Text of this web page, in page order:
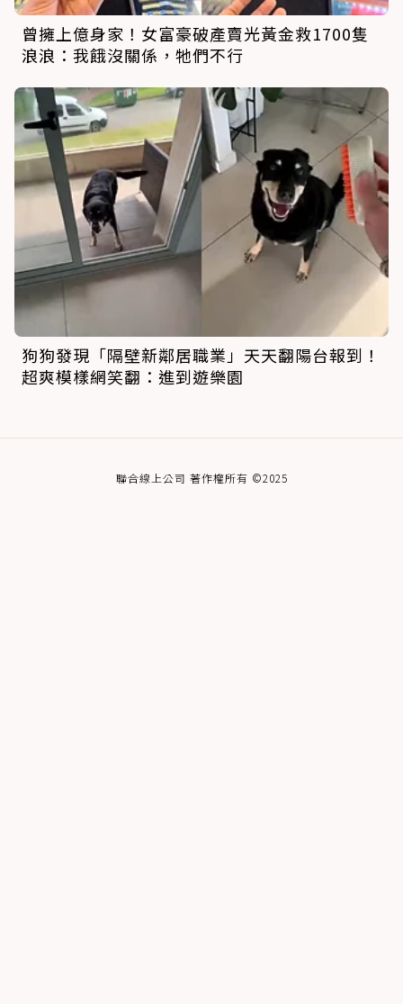
曾擁上億身家！女富豪破產賣光黃金救1700隻
浪浪：我餓沒關係，牠們不行
狗狗發現「隔壁新鄰居職業」天天翻陽台報到！
超爽模樣網笑翻：進到遊樂園
聯合線上公司 著作權所有 ©2025